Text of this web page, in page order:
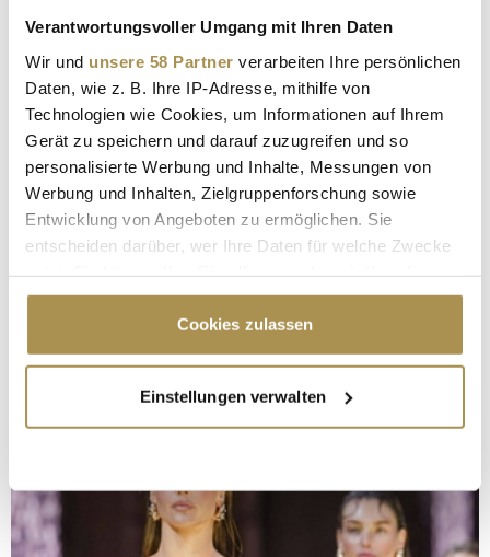
Verantwortungsvoller Umgang mit Ihren Daten
Wir und unsere 58 Partner verarbeiten Ihre persönlichen
Daten, wie z. B. Ihre IP-Adresse, mithilfe von
Technologien wie Cookies, um Informationen auf Ihrem
Gerät zu speichern und darauf zuzugreifen und so
personalisierte Werbung und Inhalte, Messungen von
Werbung und Inhalten, Zielgruppenforschung sowie
Entwicklung von Angeboten zu ermöglichen. Sie
entscheiden darüber, wer Ihre Daten für welche Zwecke
Cookie-Erklärung oder durch Klicken auf das Privacy
Trigger Symbol ändern oder widerrufen
Informationen über Ihre geografische Lage
erfassen, welche bis auf einige Meter genau sein
bestimmten Merkmalen (Fingerprinting) identifizieren
Erfahren Sie mehr darüber, wie Ihre persönlichen Daten
Cookies zulassen
Einstellungen verwalten